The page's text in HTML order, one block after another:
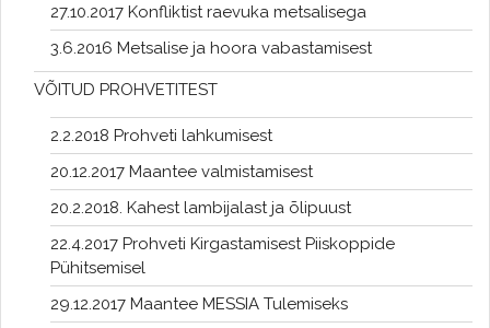
27.10.2017 Konfliktist raevuka metsalisega
3.6.2016 Metsalise ja hoora vabastamisest
VÕITUD PROHVETITEST
2.2.2018 Prohveti lahkumisest
20.12.2017 Maantee valmistamisest
20.2.2018. Kahest lambijalast ja õlipuust
22.4.2017 Prohveti Kirgastamisest Piiskoppide
Pühitsemisel
29.12.2017 Maantee MESSIA Tulemiseks